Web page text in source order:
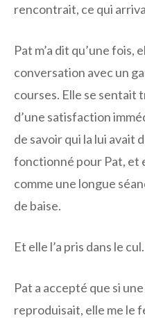
rencontrait, ce qui
Pat m’a dit qu’une fois,
conversation avec un
courses. Elle se sentait
d’une satisfaction
de savoir qui la lui avait
fonctionné pour Pat, et
comme une longue
de baise.
Et elle l’a pris dans le cul.
Pat a accepté que si
reproduisait, elle me le